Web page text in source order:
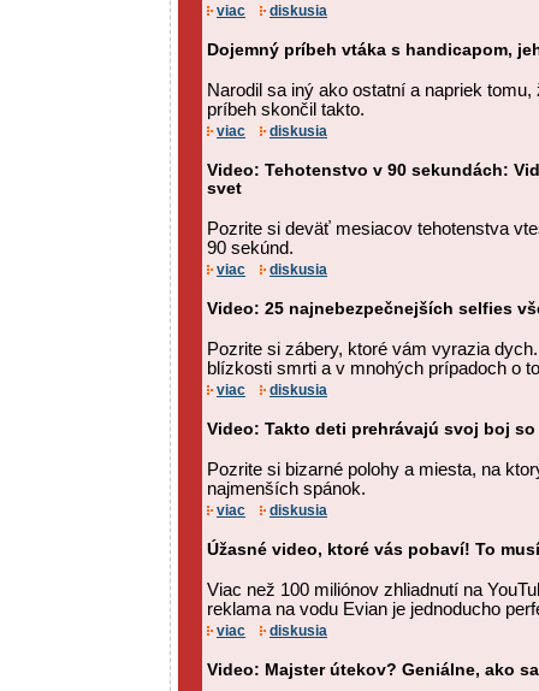
viac diskusia
Dojemný príbeh vtáka s handicapom,
Narodil sa iný ako ostatní a napriek
príbeh skončil takto.
viac diskusia
Video: Tehotenstvo v 90 sekundách:
svet
Pozrite si deväť mesiacov tehotenstva
90 sekúnd.
viac diskusia
Video: 25 najnebezpečnejších selfies
Pozrite si zábery, ktoré vám vyrazia
blízkosti smrti a v mnohých prípadoch o
viac diskusia
Video: Takto deti prehrávajú svoj boj
Pozrite si bizarné polohy a miesta, na
najmenších spánok.
viac diskusia
Úžasné video, ktoré vás pobaví! To
Viac než 100 miliónov zhliadnutí na
reklama na vodu Evian je jednoducho
viac diskusia
Video: Majster útekov? Geniálne, ako